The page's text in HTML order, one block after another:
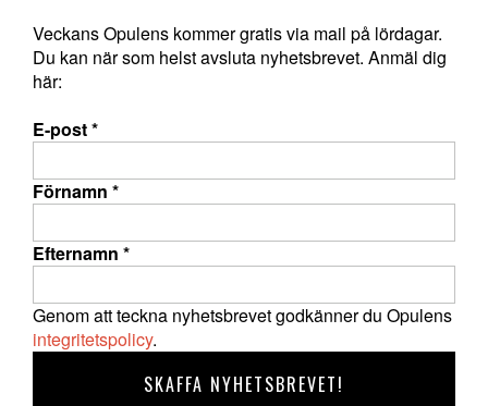
Veckans Opulens kommer gratis via mail på lördagar.
Du kan när som helst avsluta nyhetsbrevet. Anmäl dig
här:
E-post*
Förnamn *
Efternamn *
Genom att teckna nyhetsbrevet godkänner du Opulens
integritetspolicy.